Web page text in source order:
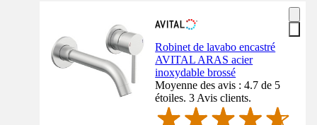
Robinet de lavabo encastré
AVITAL ARAS acier
inoxydable brossé
Moyenne des avis : 4.7 de 5
étoiles. 3 Avis clients.